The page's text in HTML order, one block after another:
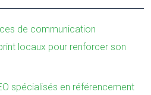
de communication
locaux pour renforcer son
spécialisés en référencement